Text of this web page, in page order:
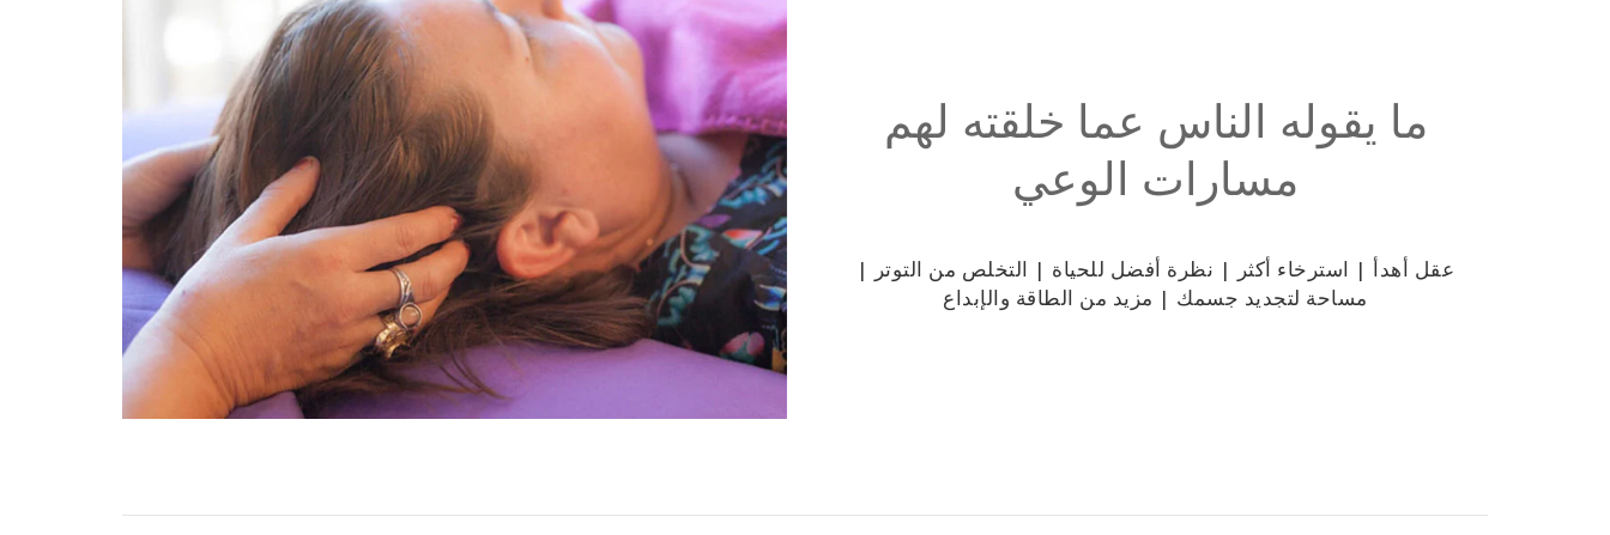
ما يقوله الناس عما خلقته لهم
مسارات الوعي
عقل أهدأ | استرخاء أكثر | نظرة أفضل للحياة | التخلص من التوتر |
مساحة لتجديد جسمك | مزيد من الطاقة والإبداع